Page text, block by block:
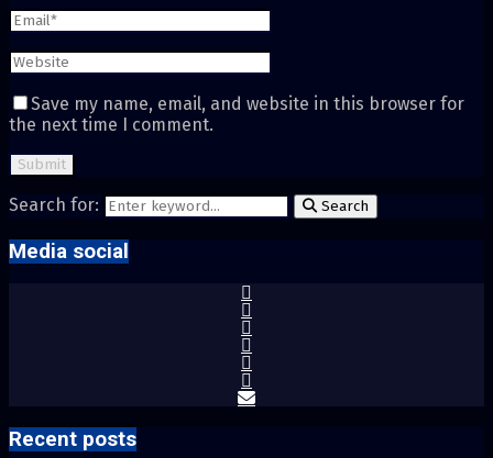
Save my name, email, and website in this browser for
the next time I comment.
Search for: Search
Media social
Recent posts